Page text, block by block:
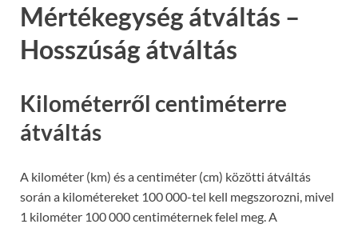
Mértékegység átváltás –
Hosszúság átváltás
Kilométerről centiméterre
átváltás
A kilométer (km) és a centiméter (cm) közötti átváltás
során a kilométereket 100 000-tel kell megszorozni, mivel
1 kilométer 100 000 centiméternek felel meg. A